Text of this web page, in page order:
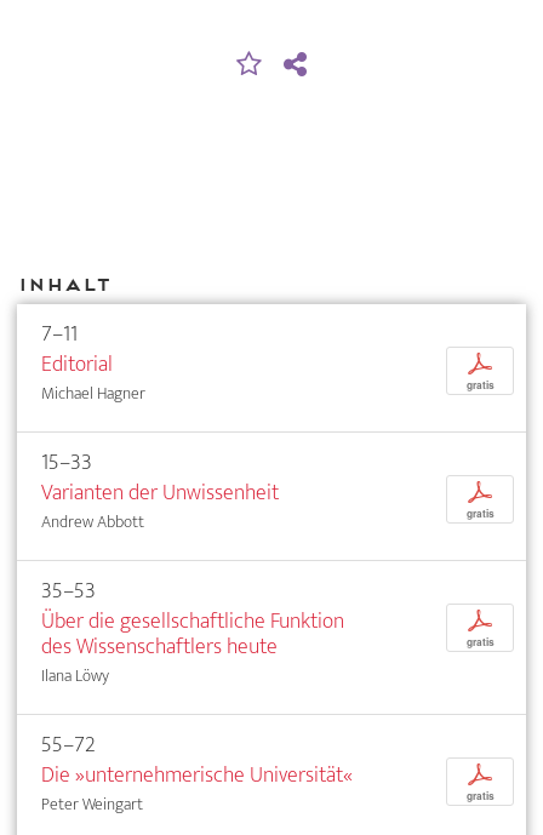
Inhalt
7–11
Editorial
Michael Hagner
p
gratis
15–33
Varianten der Unwissenheit
Andrew Abbott
p
gratis
35–53
Über die gesellschaftliche Funktion
des Wissenschaftlers heute
Ilana Löwy
p
gratis
55–72
Die »unternehmerische Universität«
Peter Weingart
p
gratis